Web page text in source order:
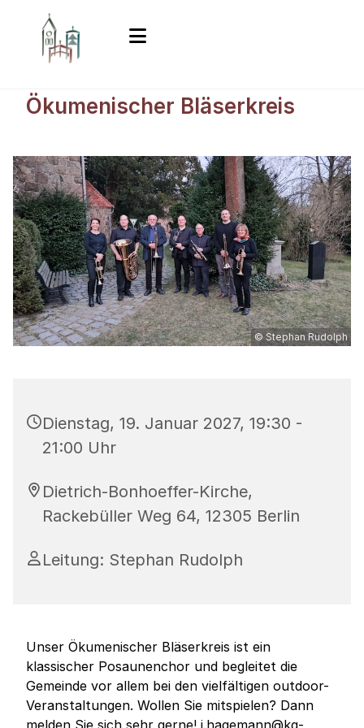
Ökumenischer Bläserkreis
© Stephan Rudolph
Dienstag, 19. Januar 2027, 19:30 -
21:00 Uhr
Dietrich-Bonhoeffer-Kirche,
Rackebüller Weg 64, 12305 Berlin
Leitung: Stephan Rudolph
Unser Ökumenischer Bläserkreis ist ein
klassischer Posaunenchor und begleitet die
Gemeinde vor allem bei den vielfältigen outdoor-
Veranstaltungen. Wollen Sie mitspielen? Dann